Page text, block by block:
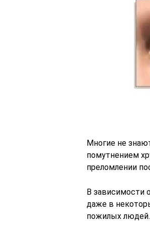
Многие не
помутнением
преломлении
В зависимости
даже в
пожилых людей.